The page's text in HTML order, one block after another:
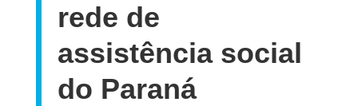
rede de
assistência social
do Paraná